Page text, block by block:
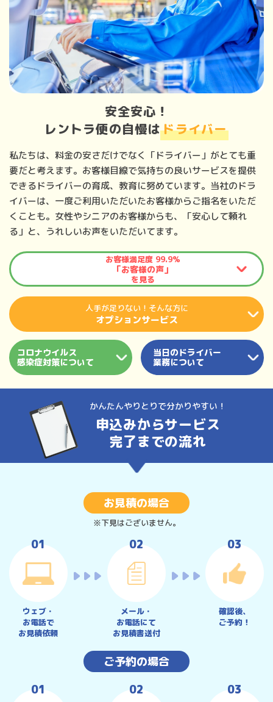
安全安心！
レントラ便の自慢はドライバー
私たちは、料金の安さだけでなく「ドライバー」がとても重
要だと考えます。お客様目線で気持ちの良いサービスを提供
できるドライバーの育成、教育に努めています。当社のドラ
イバーは、一度ご利用いただいたお客様からご指名をいただ
くことも。女性やシニアのお客様からも、「安心して頼れ
る」と、うれしいお声をいただいてます。
お客様満足度 99.9%
「お客様の声」
を見る
人手が足りない！ そんな方に
オプションサービス
コロナウイルス
感染症対策について
当日のドライバー
業務について
かんたんやりとりで分かりやすい！
申込みからサービス
完了までの流れ
お見積の場合
※下見はございません。
ウェブ・
お電話で
お見積依頼
メール・
お電話にて
お見積書送付
確認後、
ご予約！
ご予約の場合